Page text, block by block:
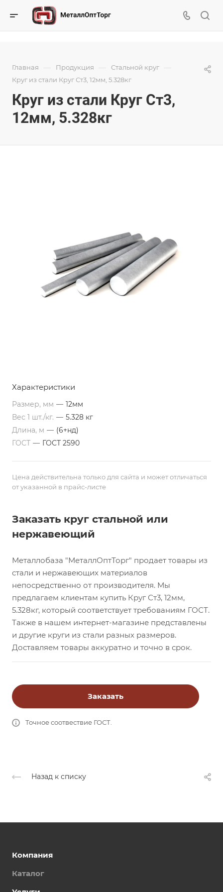
Главная — Продукция — Стальной круг —
Круг из стали Круг Ст3, 12мм, 5.328кг
Круг из стали Круг Ст3,
12мм, 5.328кг
Характеристики
Размер, мм — 12мм
Вес 1 шт./кг. — 5.328 кг
Длина, м — (6+нд)
ГОСТ — ГОСТ 2590
Цена действительна только для сайта и может отличаться
от указанной в прайс-листе
Заказать круг стальной или
нержавеющий
Металлобаза "МеталлОптТорг" продает товары из
стали и нержавеющих материалов
непосредственно от производителя. Мы
предлагаем клиентам купить Круг Ст3, 12мм,
5.328кг, который соответствует требованиям ГОСТ.
Также в нашем интернет-магазине представлены
и другие круги из стали разных размеров.
Доставляем товары аккуратно и точно в срок.
Заказать
Точное соотвествие ГОСТ.
Назад к списку
Компания
Каталог